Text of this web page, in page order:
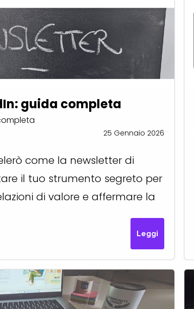
guida completa
25 Gennaio 2026
come la newsletter di
il tuo strumento segreto per
di valore e affermare la
Leggi